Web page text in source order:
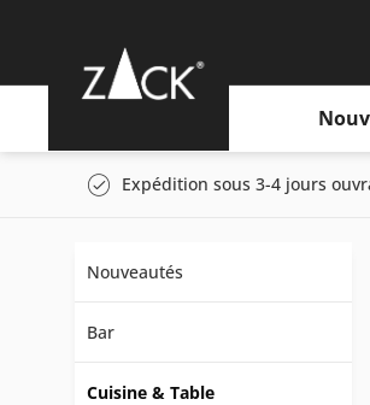
Expédition sous 3-4 jours
Nouveautés
Bar
Cuisine & Table